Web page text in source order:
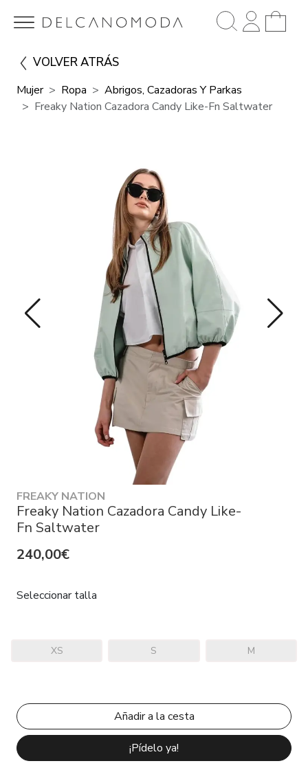
VOLVER ATRÁS
Mujer Ropa
Abrigos, Cazadoras Y Parkas
Freaky Nation Cazadora Candy Like-Fn Saltwater
FREAKY NATION
Freaky Nation Cazadora Candy Like-
Fn Saltwater
240,00€
Seleccionar talla
XS S M
¡Pídelo ya!